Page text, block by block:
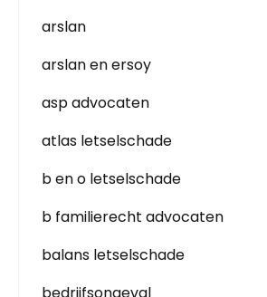
arslan
arslan en ersoy
asp advocaten
atlas letselschade
b en o letselschade
b familierecht advocaten
balans letselschade